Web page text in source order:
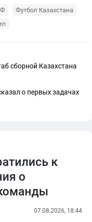
Футбол Казахстана
сборной Казахстана
о первых задачах
к
о
07.08.2026, 18:44